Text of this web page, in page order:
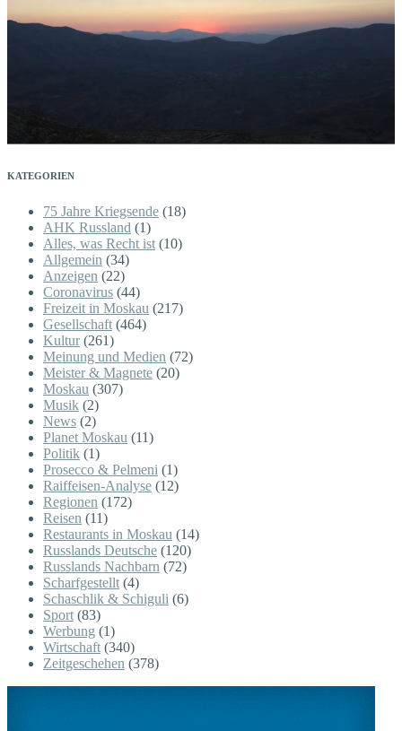
KATEGORIEN
75 Jahre Kriegsende (18)
AHK Russland (1)
Alles, was Recht ist (10)
Allgemein (34)
Anzeigen (22)
Coronavirus (44)
Freizeit in Moskau (217)
Gesellschaft (464)
Kultur(261)
Meinung und Medien (72)
Meister & Magnete (20)
Moskau (307)
Musik (2)
News (2)
Planet Moskau (11)
Politik (1)
Prosecco & Pelmeni (1)
Raiffeisen-Analyse (12)
Regionen (172)
Reisen (11)
Restaurants in Moskau (14)
Russlands Deutsche (120)
Russlands Nachbarn (72)
Scharfgestellt (4)
Schaschlik & Schiguli (6)
Sport (83)
Werbung (1)
Wirtschaft (340)
Zeitgeschehen (378)